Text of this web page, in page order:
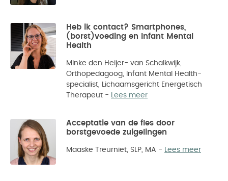
Heb ik contact? Smartphones,
(borst)voeding en Infant Mental
Health
Minke den Heijer- van Schalkwijk,
Orthopedagoog, Infant Mental Health-
specialist, Lichaamsgericht Energetisch
Therapeut - Lees meer
Acceptatie van de fles door
borstgevoede zuigelingen
Maaske Treurniet, SLP, MA - Lees meer